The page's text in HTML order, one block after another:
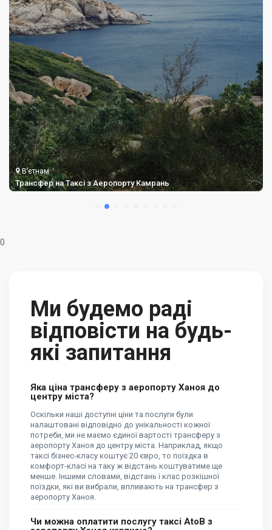
В’єтнам
Трансфер на Таксі з Аеропорту Кат Бі
0
Ми будемо раді
відповісти на будь-
які запитання
Яка ціна трансферу з аеропорту Ханоя до
центру міста?
Оскільки наші доступні ціни та послуги були
налаштовані відповідно до унікальності кожної
потреби, ми не маємо єдиної вартості трансферу з
аеропорту Ханоя до центру міста. Наприклад, якщо
таксі бізнес-класу коштує 20 євро, то поїздка в
комфорт-класі на таку ж відстань коштуватиме ще
менше. Іншими словами, відстань і клас розкішної
поїздки, які ви вибрали, впливають на трансфер з
аеропорту Ханоя.
Чи можна оплатити послугу таксі AtoB з